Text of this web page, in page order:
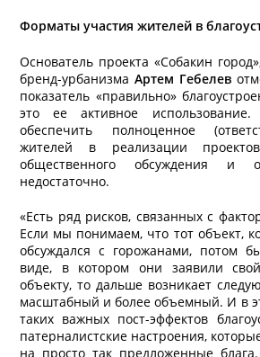
Форматы участия жителей в
Основатель проекта «Собакин
бренд-урбанизма Артем Гебелев
показатель «правильно»
это ее активное
обеспечить полноценное
жителей в реализации проектов
общественного обсуждения и
недостаточно.
«Есть ряд рисков, связанных с
Если мы понимаем, что тот объект,
обсуждался с горожанами, потом
виде, в котором они заявили
объекту, то дальше возникает
масштабный и более объемный. И в
таких важных пост-эффектов
патерналистские настроения,
на просто так предложенные